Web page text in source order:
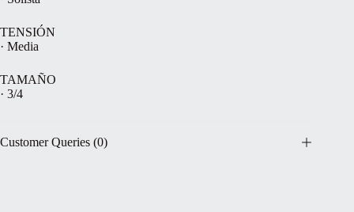
TENSIÓN
· Media
TAMAÑO
· 3/4
Customer Queries (0)